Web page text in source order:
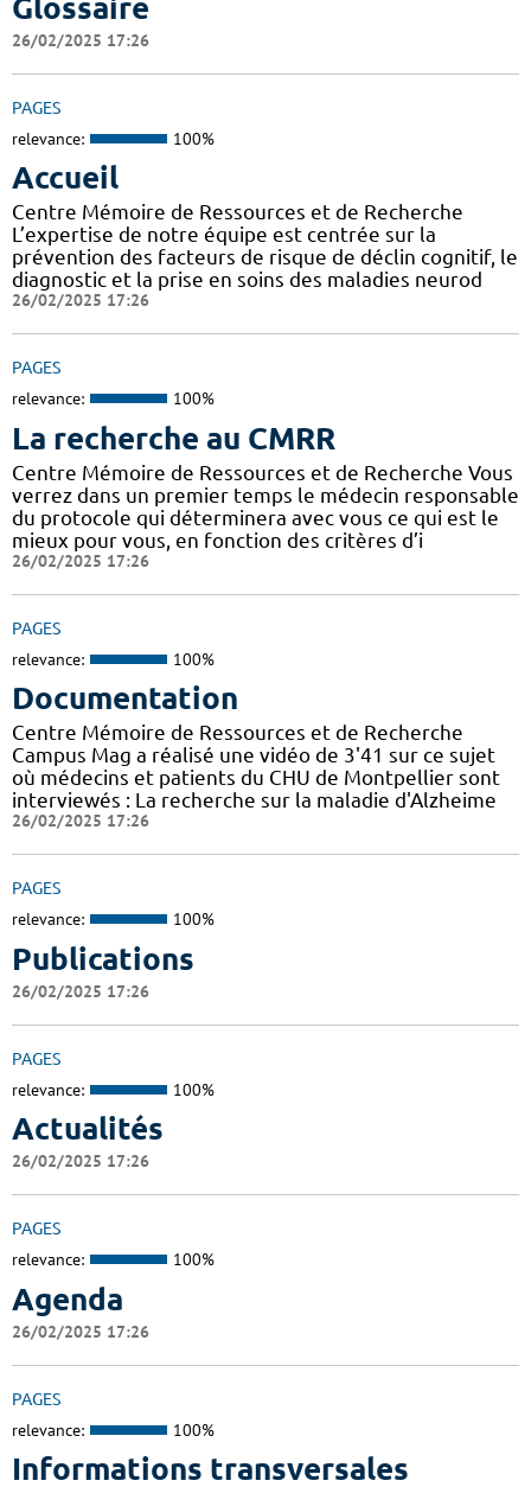
Glossaire
26/02/2025 17:26
PAGES
relevance: 100%
Accueil
Centre Mémoire de Ressources et de Recherche
L’expertise de notre équipe est centrée sur la
prévention des facteurs de risque de déclin cognitif, le
diagnostic et la prise en soins des maladies neurod
26/02/2025 17:26
PAGES
relevance: 100%
La recherche au CMRR
Centre Mémoire de Ressources et de Recherche Vous
verrez dans un premier temps le médecin responsable
du protocole qui déterminera avec vous ce qui est le
mieux pour vous, en fonction des critères d’i
26/02/2025 17:26
PAGES
relevance: 100%
Documentation
Centre Mémoire de Ressources et de Recherche
Campus Mag a réalisé une vidéo de 3'41 sur ce sujet
où médecins et patients du CHU de Montpellier sont
interviewés : La recherche sur la maladie d'Alzheime
26/02/2025 17:26
PAGES
relevance: 100%
Publications
26/02/2025 17:26
PAGES
relevance: 100%
Actualités
26/02/2025 17:26
PAGES
relevance: 100%
Agenda
26/02/2025 17:26
PAGES
relevance: 100%
Informations transversales